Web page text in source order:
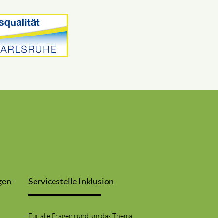
Servicestelle Inklusion
Für alle Fragen rund um das Thema